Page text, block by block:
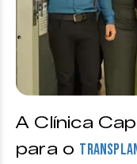
A Clínica
para o